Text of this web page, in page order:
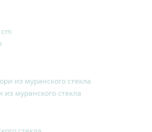
муранского стекла